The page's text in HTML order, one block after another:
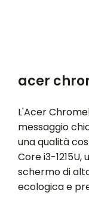
acer
L'Acer
messaggio
una qualità
Core i3-
schermo di
ecologica e